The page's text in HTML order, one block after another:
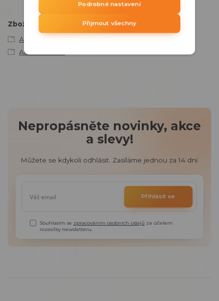
Zboží zařazeno v kategoriích
AJAX
Automatizace
Nepropásněte novinky, akce
a slevy!
Můžete se kdykoli odhlásit. Zasíláme jednou za 14 dní.
Přihlásit se
Souhlasím se zpracováním osobních údajů za účelem
rozesílky newsletteru.
Podrobné nastavení
Přijmout všechny